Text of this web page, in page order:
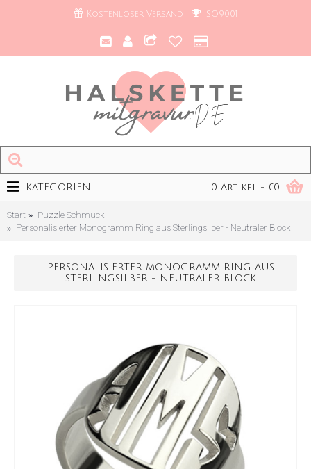
Kostenloser Versand ISO9001
0 Artikel - €0
KATEGORIEN
Start
Puzzle Schmuck
Personalisierter Monogramm Ring aus Sterlingsilber - Neutraler Block
PERSONALISIERTER MONOGRAMM RING AUS
STERLINGSILBER - NEUTRALER BLOCK